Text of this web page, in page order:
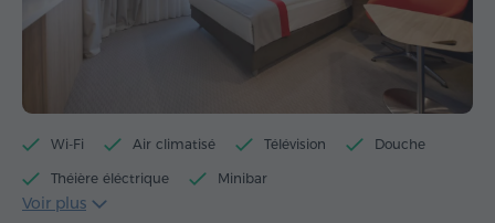
Wi-Fi Air climatisé Télévision Douche
Théière éléctrique Minibar
Articles de toilette gratuits
Voir plus